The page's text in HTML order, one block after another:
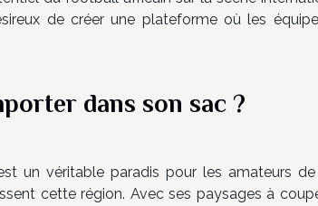
de créer une plateforme où les
dans son sac ?
un véritable paradis pour les amateurs de
cette région. Avec ses paysages à